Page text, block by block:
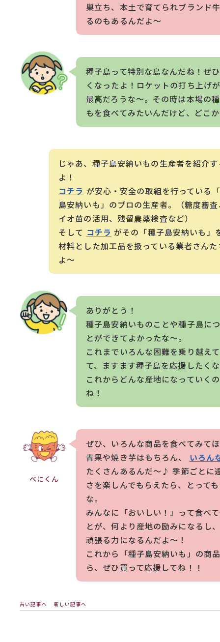
巣立ち、本土で育てられブランド
るのもあるんだよ～
種子島って特別な島なんだね！ぜ
くなったよ！ロケットの打ち上げ
最高だろうな～。その時は本場の
もを食べてみたいんだけど、どこ
じゃあ、種子島安納いもの生産者を紹介
よ！
コチラ が安心・安全の取組を行っている
島安納いも」のプロの生産者。（糖度審
イオ苗の活用、残留農薬検査など）
そして コチラ がその「種子島安納いも」
材料とした加工品を扱っている業者さん
よ～
ありがとう！
種子島安納いものことや種子島に
とができてよかったな〜。
これまでいろんな困難を乗り越え
て、ますます種子島を応援したく
これからどんな産地になっていく
ね！
べにくん
ぜひ、いろんな商品を食べてみて
青果や焼き芋はもちろん、 いろん
たくさんあるんだ～♪ 季節ごとに
さを楽しんでもらえたら、とって
な。
みんなに「おいしい！」って食べ
とが、何より産地の励みになるし
頑張る力になるんだよ～！
これから「種子島安納いも」の商
ら、ぜひ買って応援してね！！
古い記事へ 新しい記事へ